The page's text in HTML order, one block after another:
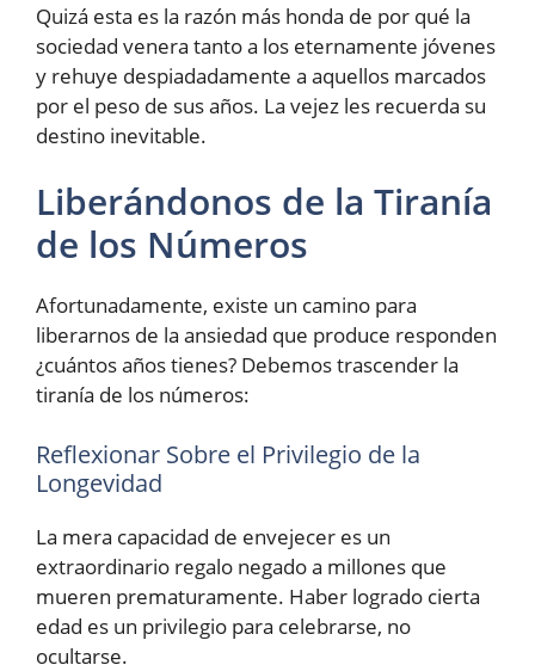
Quizá esta es la razón más honda de por qué la
sociedad venera tanto a los eternamente jóvenes
y rehuye despiadadamente a aquellos marcados
por el peso de sus años. La vejez les recuerda su
destino inevitable.
Liberándonos de la Tiranía
de los Números
Afortunadamente, existe un camino para
liberarnos de la ansiedad que produce responden
¿cuántos años tienes? Debemos trascender la
tiranía de los números:
Reflexionar Sobre el Privilegio de la
Longevidad
La mera capacidad de envejecer es un
extraordinario regalo negado a millones que
mueren prematuramente. Haber logrado cierta
edad es un privilegio para celebrarse, no
ocultarse.